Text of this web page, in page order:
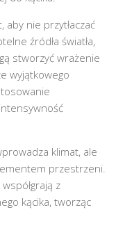
nie przytłaczać
źródła światła,
stworzyć wrażenie
wyjątkowego
klimat, ale
przestrzeni.
z
kącika, tworząc